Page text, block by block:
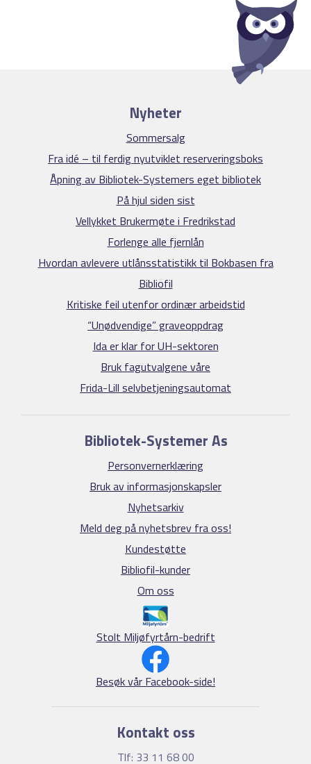
Nyheter
Sommersalg
Fra idé – til ferdig nyutviklet reserveringsboks
Åpning av Bibliotek-Systemers eget bibliotek
På hjul siden sist
Vellykket Brukermøte i Fredrikstad
Forlenge alle fjernlån
Hvordan avlevere utlånsstatistikk til Bokbasen fra
Bibliofil
Kritiske feil utenfor ordinær arbeidstid
“Unødvendige” graveoppdrag
Ida er klar for UH-sektoren
Bruk fagutvalgene våre
Frida-Lill selvbetjeningsautomat
Bibliotek-Systemer As
Personvernerklæring
Bruk av informasjonskapsler
Nyhetsarkiv
Meld deg på nyhetsbrev fra oss!
Kundestøtte
Bibliofil-kunder
Om oss
Stolt Miljøfyrtårn-bedrift
Besøk vår Facebook-side!
Kontakt oss
Tlf: 33 11 68 00